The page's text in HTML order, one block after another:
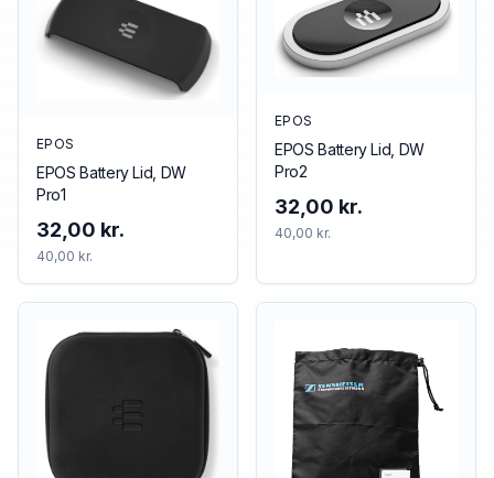
EPOS
EPOS Battery Lid, DW
Pro1
32,00 kr.
40,00 kr.
EPOS
EPOS Battery Lid, DW
Pro2
32,00 kr.
40,00 kr.